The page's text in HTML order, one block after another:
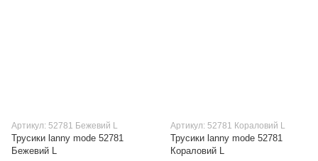
Артикул: 52781 Бежевий L
Трусики lanny mode 52781
Бежевий L
Артикул: 52781 Кораловий L
Трусики lanny mode 52781
Кораловий L